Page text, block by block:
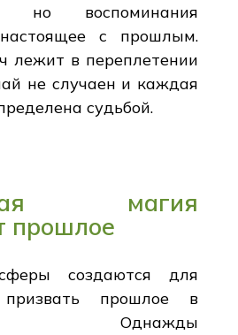
но воспоминания
с прошлым.
лежит в переплетении
не случаен и каждая
судьбой.
магия
прошлое
создаются для
прошлое в
Однажды